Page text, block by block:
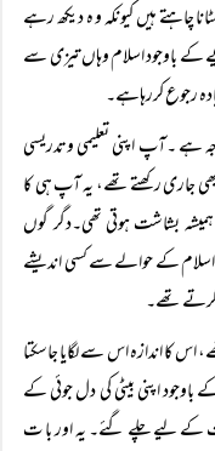
چاہتے ہیں کیونکہ و ہ دیکھ رہے
باوجود اسلام وہاں تیزی سے
رجوع کررہاہے۔
ہے ۔آپ اپنی تعلیمی وتدریسی
جاری رکھتے تھے، یہ آپ ہی کا
بشاشت ہوتی تھی۔دگر گوں
کے حوالے سے کسی اندیشے
کرتے تھے۔
اس کا اندازہ اس سے لگایا جاسکتا
باوجود اپنی بیٹی کی دل جوئی کے
کے لیے چلے گئے۔ یہ اور با ت